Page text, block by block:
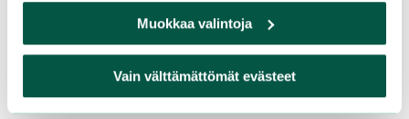
Muokkaa valintoja
Vain välttämättömät evästeet
Sinun on hyväksyttävä markkinointievästeet
nähdäksesi sisällön